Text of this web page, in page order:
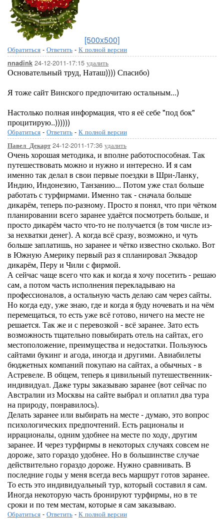
[500x500]
Обратиться - Ответить - К полной версии
nnadink 24-12-2011-17:15 удалить
Основательный труд, Наташ)))) Спасибо)
Я тоже сайт Винского предпочитаю остальным...)
Настолько полная информация, что я её себе "под бок"
процитирую..))))))
Обратиться - Ответить - К полной версии
Павел_Декарт24-12-2011-17:36 удалить
Очень хорошая методика, и вполне работоспособная. Так
путешествовать можно и нужно и интересно. И я сам
именно так делал в свои первые поездки в Шри-Ланку,
Индию, Индонезию, Танзанию... Потом уже стал больше
работать с турфирмами. Именно так - сначала больше
дикарём, теперь по-разному. Просто я понял, что при чётком
планировании всего заранее удаётся посмотреть больше, и
просто дикарём часто что-то не получается (в том числе из-
за нехватки денег). А когда всё сразу, возможно, и чуть
больше заплатишь, но заранее и чётко известно сколько. Вот
в Южную Америку первый раз я спланировал Эквадор
дикарём, Перу и Чили с фирмой.
А сейчас чаще всего что как и когда я хочу посетить - решаю
сам, а потом часть исполнения перекладываю на
профессионалов, а остальную часть делаю сам через сайты.
Но когда еду, уже знаю, где и когда я буду ночевать и на чём
перемещаться, то есть уже всё готово, ничего на месте не
решается. Так же и с перевозкой - всё заранее. Зато есть
возможность тщательно повыбирать отель на сайтах, его
местоположение, преимущества и недостатки. Пользуюсь
сайтами букинг и агода, иногда и другими. Авиабилеты
бюджетных компаний покупаю на сайтах, а обычных - в
Астревеле. В общем, теперь я цивильный путешественник-
индивидуал. Даже туры заказываю заранее (вот сейчас по
Австралии из Москвы на сайте выбрал и оплатил два тура
на природу, понравилось).
Делать заранее или выбирать на месте - думаю, это вопрос
психологических предпочтений. Есть рационалы и
иррационалы, одним удобнее на месте по ходу, другим
заранее. И через турфирмы в некоторых случаях совсем не
дороже, зато гораздо удобнее. Но в большинстве случае
действительно гораздо дороже. Нужно сравнивать. В
последние годы у меня всегда весь маршрут готов заранее.
То есть это индивидуальный тур, который составил я сам.
Иногда некоторую часть бронируют турфирмы, но в те
сроки и по тем местам, которые я сам заказываю.
Обратиться - Ответить - К полной версии